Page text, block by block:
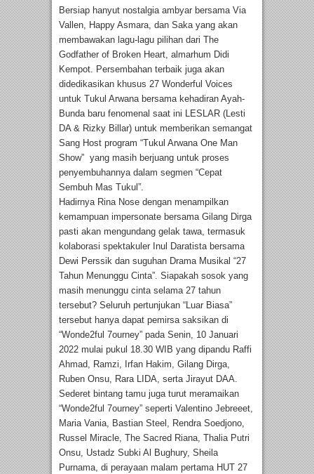
Bersiap hanyut nostalgia ambyar bersama Via
Vallen, Happy Asmara, dan Saka yang akan
membawakan lagu-lagu pilihan dari The
Godfather of Broken Heart, almarhum Didi
Kempot. Persembahan terbaik juga akan
didedikasikan khusus 27 Wonderful Voices
untuk Tukul Arwana bersama kehadiran Ayah-
Bunda baru fenomenal saat ini LESLAR (Lesti
DA & Rizky Billar) untuk memberikan semangat
Sang Host program “Tukul Arwana One Man
Show” yang masih berjuang untuk proses
penyembuhannya dalam segmen “Cepat
Sembuh Mas Tukul”.
Hadirnya Rina Nose dengan menampilkan
kemampuan impersonate bersama Gilang Dirga
pasti akan mengundang gelak tawa, termasuk
kolaborasi spektakuler Inul Daratista bersama
Dewi Perssik dan suguhan Drama Musikal “27
Tahun Menunggu Cinta”. Siapakah sosok yang
masih menunggu cinta selama 27 tahun
tersebut? Seluruh pertunjukan “Luar Biasa”
tersebut hanya dapat pemirsa saksikan di
“Wonde2ful 7ourney” pada Senin, 10 Januari
2022 mulai pukul 18.30 WIB yang dipandu Raffi
Ahmad, Ramzi, Irfan Hakim, Gilang Dirga,
Ruben Onsu, Rara LIDA, serta Jirayut DAA.
Sederet bintang tamu juga turut meramaikan
“Wonde2ful 7ourney” seperti Valentino Jebreeet,
Maria Vania, Bastian Steel, Rendra Soedjono,
Russel Miracle, The Sacred Riana, Thalia Putri
Onsu, Ustadz Subki Al Bughury, Sheila
Purnama, di perayaan malam pertama HUT 27